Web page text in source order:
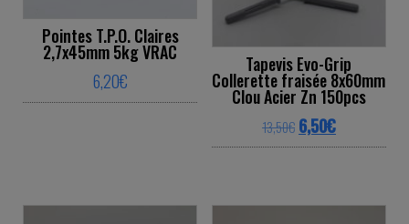
Pointes T.P.O. Claires
2,7x45mm 5kg VRAC
6,20€
This product has multiple variants. The
Tapevis Evo-Grip
Collerette fraisée 8x60mm
Clou Acier Zn 150pcs
13,50€ Original price was:
6,50€Current